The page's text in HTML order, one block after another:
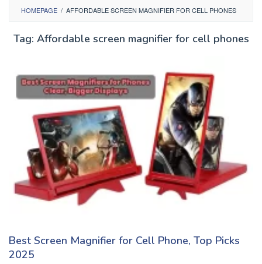
HOMEPAGE / AFFORDABLE SCREEN MAGNIFIER FOR CELL PHONES
Tag: Affordable screen magnifier for cell phones
Best Screen Magnifier for Cell Phone, Top Picks
2025